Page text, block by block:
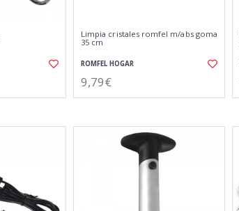
Limpia cristales romfel m/abs goma
35 cm
ROMFEL HOGAR
9,79€